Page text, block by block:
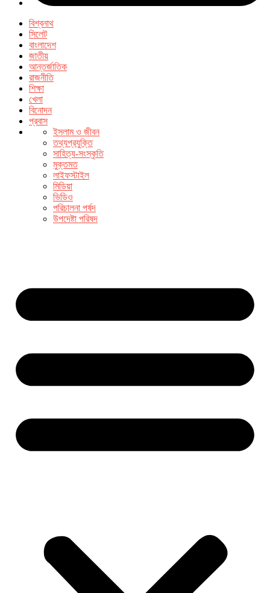
বিশ্বনাথ
সিলেট
বাংলাদেশ
জাতীয়
আন্তর্জাতিক
রাজনীতি
শিক্ষা
খেলা
বিনোদন
প্রবাস
ইসলাম ও জীবন
তথ্যপ্রযুক্তি
সাহিত্য-সংস্কৃতি
মুক্তমত
লাইফস্টাইল
মিডিয়া
ভিডিও
পরিচালনা পর্ষদ
উপদেষ্টা পরিষদ